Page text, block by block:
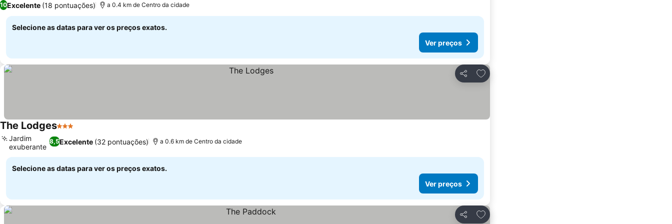
10Excelente (18 pontuações) a 0.4 km de Centro da cidade
Selecione as datas para ver os preços exatos.
Ver preços
Partilhar
Adicionar aos favoritos
The Lodges3 Estrelas
8,5Excelente (32 pontuações)
Jardim
exuberante
a 0.6 km de Centro da cidade
Selecione as datas para ver os preços exatos.
Ver preços
Partilhar
Adicionar aos favoritos